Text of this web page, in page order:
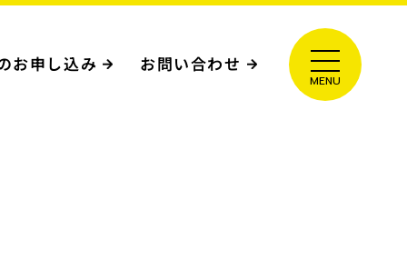
お申し込み お問い合わせ